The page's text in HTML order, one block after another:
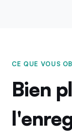
CE QUE VOUS
Bien